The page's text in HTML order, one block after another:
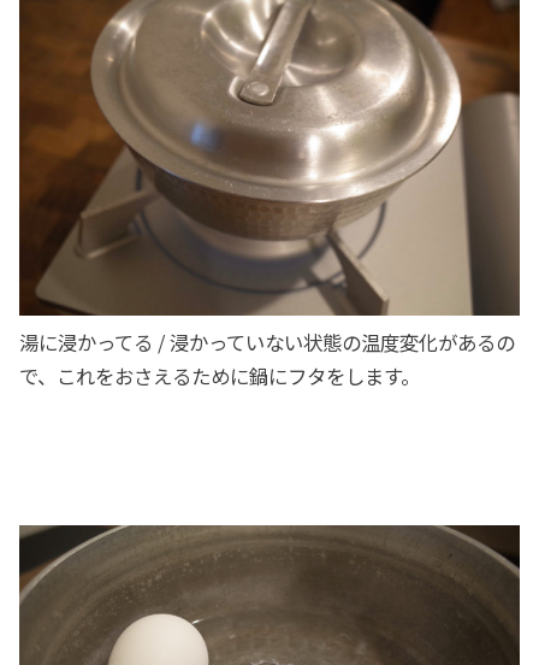
湯に浸かってる / 浸かっていない状態の温度変化があるの
で、これをおさえるために鍋にフタをします。